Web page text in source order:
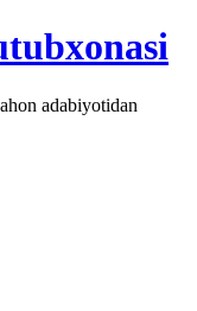
adabiyotidan